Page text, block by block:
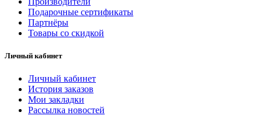
Подарочные сертификаты
Партнёры
Товары со скидкой
Личный кабинет
Личный кабинет
История заказов
Мои закладки
Рассылка новостей